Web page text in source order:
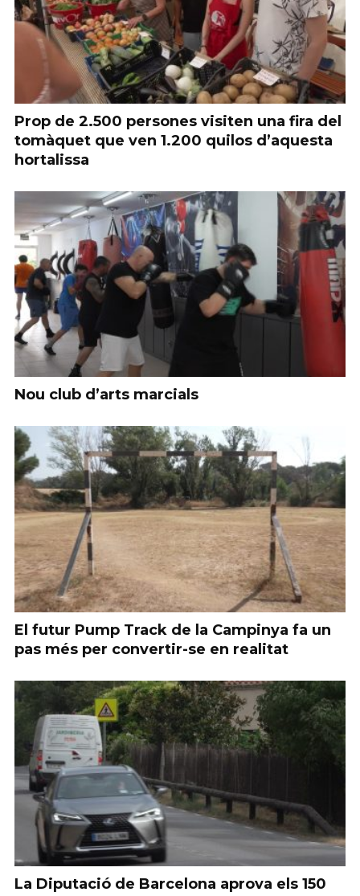
Prop de 2.500 persones visiten una fira del
tomàquet que ven 1.200 quilos d’aquesta
hortalissa
Nou club d’arts marcials
El futur Pump Track de la Campinya fa un
pas més per convertir-se en realitat
La Diputació de Barcelona aprova els 150